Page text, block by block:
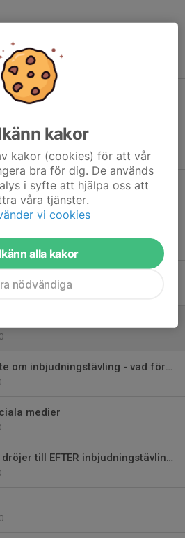
innehållsskapare
Grön, Gul och Blå grupp.
0
Informationsmöte om inbjudningstävling - vad förväntas av dig som förälder
medier
Ny tävlingsdräkt dröjer till EFTER inbjudningstävlingen i maj
0
kakor
kakor (cookies) för att vår
bra för dig. De används
i syfte att hjälpa oss att
våra tjänster.
vi cookies
alla kakor
nödvändiga